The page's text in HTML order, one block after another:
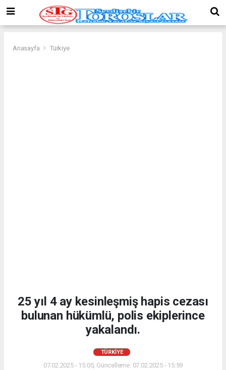
Anasayfa Türkiye
25 yıl 4 ay kesinleşmiş hapis cezası
bulunan hükümlü, polis ekiplerince
yakalandı.
TÜRKIYE
07.02.2025 - 15:05, Güncelleme: 07.02.2025 - 15:59